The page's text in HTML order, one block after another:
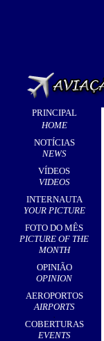
PRINCIPAL
HOME
NOTÍCIAS
NEWS
VÍDEOS
VIDEOS
INTERNAUTA
YOUR PICTURE
FOTO DO MÊS
PICTURE OF THE
MONTH
OPINIÃO
OPINION
AEROPORTOS
AIRPORTS
,
COBERTURAS
EVENTS